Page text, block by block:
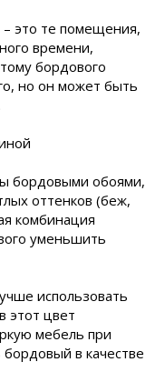
– это те помещения,
времени,
бордового
но он может быть
бордовыми обоями,
оттенков (беж,
комбинация
уменьшить
использовать
этот цвет
мебель при
в качестве